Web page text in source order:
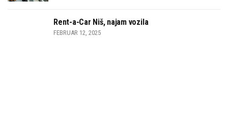
Rent-a-Car Niš, najam vozila
FEBRUAR 12, 2025